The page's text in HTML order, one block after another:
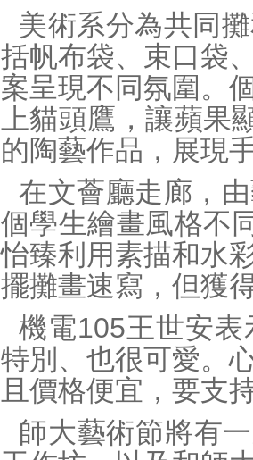
美術系分為共同
括帆布袋、束口袋
案呈現不同氛圍。
上貓頭鷹，讓蘋果
的陶藝作品，展現
在文薈廳走廊，
個學生繪畫風格不
怡臻利用素描和水
擺攤畫速寫，但獲
機電105王世安
特別、也很可愛。
且價格便宜，要支
師大藝術節將有